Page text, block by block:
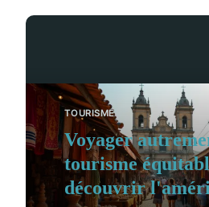
TOURISME
Voyager
tourisme
découvrir